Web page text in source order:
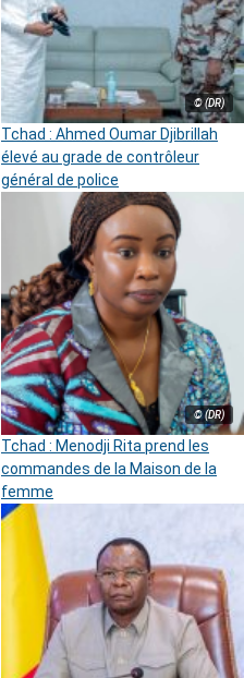
© (DR)
Tchad : Ahmed Oumar Djibrillah
élevé au grade de contrôleur
général de police
© (DR)
Tchad : Menodji Rita prend les
commandes de la Maison de la
femme